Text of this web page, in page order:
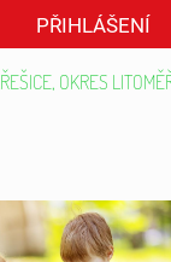
PŘIHLÁŠENÍ
OKRES